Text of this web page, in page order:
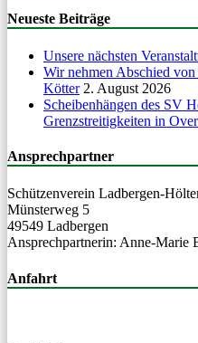
Neueste Beiträge
Unsere nächsten
Wir nehmen Abschied
Kötter 2. August 2026
Scheibenhängen des SV
Grenzstreitigkeiten in
Ansprechpartner
Schützen­vere­in Lad­ber­gen-
Mün­ster­weg 5
49549 Ladbergen
Ansprech­part­ner­in: Anne-Marie
Anfahrt